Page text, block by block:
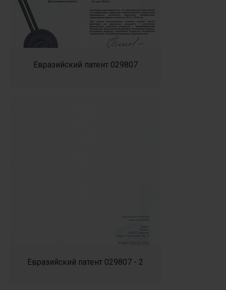
Евразийский патент 029807
Евразийский патент 029807 - 2